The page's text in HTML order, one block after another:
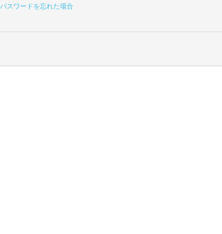
パスワードを忘れた場合